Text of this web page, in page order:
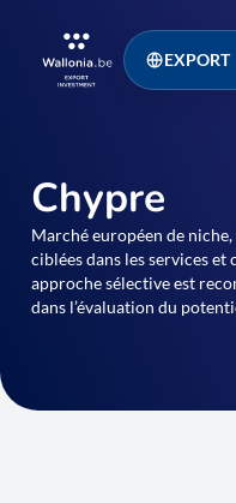
EXPORT
Chypre
Marché européen de
ciblées dans les services et
approche sélective est
dans l’évaluation du